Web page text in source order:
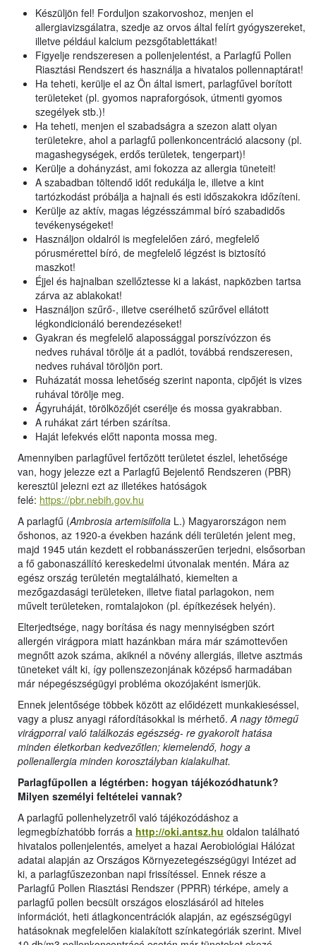
Készüljön fel! Forduljon szakorvoshoz, menjen el
allergiavizsgálatra, szedje az orvos által felírt gyógyszereket,
illetve például kalcium pezsgőtablettákat!
Figyelje rendszeresen a pollenjelentést, a Parlagfű Pollen
Riasztási Rendszert és használja a hivatalos pollennaptárat!
Ha teheti, kerülje el az Ön által ismert, parlagfűvel borított
területeket (pl. gyomos napraforgósok, útmenti gyomos
szegélyek stb.)!
Ha teheti, menjen el szabadságra a szezon alatt olyan
területekre, ahol a parlagfű pollenkoncentráció alacsony (pl.
magashegységek, erdős területek, tengerpart)!
Kerülje a dohányzást, ami fokozza az allergia tüneteit!
A szabadban töltendő időt redukálja le, illetve a kint
tartózkodást próbálja a hajnali és esti időszakokra időzíteni.
Kerülje az aktív, magas légzésszámmal bíró szabadidős
tevékenységeket!
Használjon oldalról is megfelelően záró, megfelelő
pórusmérettel bíró, de megfelelő légzést is biztosító
maszkot!
Éjjel és hajnalban szellőztesse ki a lakást, napközben tartsa
zárva az ablakokat!
Használjon szűrő-, illetve cserélhető szűrővel ellátott
légkondicionáló berendezéseket!
Gyakran és megfelelő alapossággal porszívózzon és
nedves ruhával törölje át a padlót, továbbá rendszeresen,
nedves ruhával töröljön port.
Ruházatát mossa lehetőség szerint naponta, cipőjét is vizes
ruhával törölje meg.
Ágyruháját, törölközőjét cserélje és mossa gyakrabban.
A ruhákat zárt térben szárítsa.
Haját lefekvés előtt naponta mossa meg.
Amennyiben parlagfűvel fertőzött területet észlel, lehetősége
van, hogy jelezze ezt a Parlagfű Bejelentő Rendszeren (PBR)
keresztül jelezni ezt az illetékes hatóságok
felé: https://pbr.nebih.gov.hu
A parlagfű (Ambrosia artemisiifolia L.) Magyarországon nem
őshonos, az 1920-a években hazánk déli területén jelent meg,
majd 1945 után kezdett el robbanásszerűen terjedni, elsősorban
a fő gabonaszállító kereskedelmi útvonalak mentén. Mára az
egész ország területén megtalálható, kiemelten a
mezőgazdasági területeken, illetve fiatal parlagokon, nem
művelt területeken, romtalajokon (pl. építkezések helyén).
Elterjedtsége, nagy borítása és nagy mennyiségben szórt
allergén virágpora miatt hazánkban mára már számottevően
megnőtt azok száma, akiknél a növény allergiás, illetve asztmás
tüneteket vált ki, így pollenszezonjának középső harmadában
már népegészségügyi probléma okozójaként ismerjük.
Ennek jelentősége többek között az előidézett munkakieséssel,
vagy a plusz anyagi ráfordításokkal is mérhető.A nagy tömegű
virágporral való találkozás egészség- re gyakorolt hatása
minden életkorban kedvezőtlen; kiemelendő, hogy a
pollenallergia minden korosztályban kialakulhat.
Parlagfűpollen a légtérben: hogyan tájékozódhatunk?
Milyen személyi feltételei vannak?
A parlagfű pollenhelyzetről való tájékozódáshoz a
legmegbízhatóbb forrás a http://oki.antsz.hu oldalon található
hivatalos pollenjelentés, amelyet a hazai Aerobiológiai Hálózat
adatai alapján az Országos Környezetegészségügyi Intézet ad
ki, a parlagfűszezonban napi frissítéssel. Ennek része a
Parlagfű Pollen Riasztási Rendszer (PPRR) térképe, amely a
parlagfű pollen becsült országos eloszlásáról ad hiteles
információt, heti átlagkoncentrációk alapján, az egészségügyi
hatásoknak megfelelően kialakított színkategóriák szerint. Mivel